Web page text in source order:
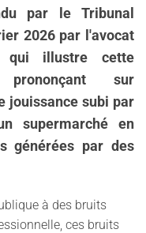
par le Tribunal
2026 par l'avocat
qui illustre cette
sur
jouissance subi par
supermarché en
générées par des
à des bruits
ces bruits